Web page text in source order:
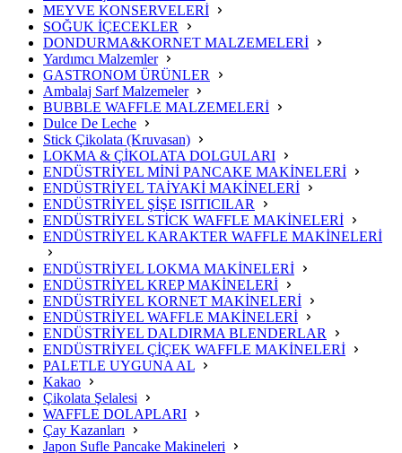
MEYVE KONSERVELERİ
SOĞUK İÇECEKLER
DONDURMA&KORNET MALZEMELERİ
Yardımcı Malzemler
GASTRONOM ÜRÜNLER
Ambalaj Sarf Malzemeler
BUBBLE WAFFLE MALZEMELERİ
Dulce De Leche
Stick Çikolata (Kruvasan)
LOKMA & ÇİKOLATA DOLGULARI
ENDÜSTRİYEL MİNİ PANCAKE MAKİNELERİ
ENDÜSTRİYEL TAİYAKİ MAKİNELERİ
ENDÜSTRİYEL ŞİŞE ISITICILAR
ENDÜSTRİYEL STİCK WAFFLE MAKİNELERİ
ENDÜSTRİYEL KARAKTER WAFFLE MAKİNELERİ
ENDÜSTRİYEL LOKMA MAKİNELERİ
ENDÜSTRİYEL KREP MAKİNELERİ
ENDÜSTRİYEL KORNET MAKİNELERİ
ENDÜSTRİYEL WAFFLE MAKİNELERİ
ENDÜSTRİYEL DALDIRMA BLENDERLAR
ENDÜSTRİYEL ÇİÇEK WAFFLE MAKİNELERİ
PALETLE UYGUNA AL
Kakao
Çikolata Şelalesi
WAFFLE DOLAPLARI
Çay Kazanları
Japon Sufle Pancake Makineleri